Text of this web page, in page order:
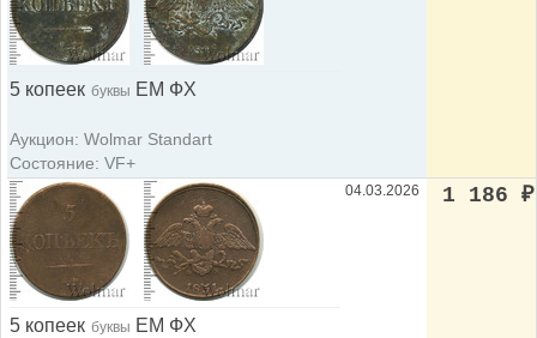
5 копеек буквы ЕМ ФХ
Аукцион: Wolmar Standart
Состояние: VF+
5 копеек буквы ЕМ ФХ
04.03.2026 1 186 ₽